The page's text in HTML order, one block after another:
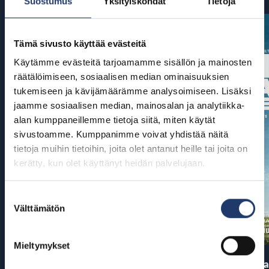
Tämä sivusto käyttää evästeitä
Käytämme evästeitä tarjoamamme sisällön ja mainosten
räätälöimiseen, sosiaalisen median ominaisuuksien
tukemiseen ja kävijämäärämme analysoimiseen. Lisäksi
jaamme sosiaalisen median, mainosalan ja analytiikka-
alan kumppaneillemme tietoja siitä, miten käytät
sivustoamme. Kumppanimme voivat yhdistää näitä
tietoja muihin tietoihin, joita olet antanut heille tai joita on
kerätty, kun olet käyttänyt heidän palvelujaan.
valinta
Välttämätön
Mieltymykset
The End of